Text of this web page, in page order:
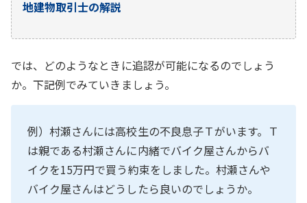
地建物取引士の解説
では、どのようなときに追認が可能になるのでしょう
か。下記例でみていきましょう。
例）村瀬さんには高校生の不良息子Ｔがいます。Ｔ
は親である村瀬さんに内緒でバイク屋さんからバ
イクを15万円で買う約束をしました。村瀬さんや
バイク屋さんはどうしたら良いのでしょうか。